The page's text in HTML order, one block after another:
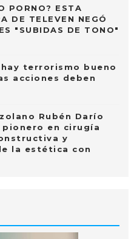
PORNO? ESTA
DE TELEVEN NEGÓ
"SUBIDAS DE TONO"
hay terrorismo bueno
acciones deben
Rubén Darío
pionero en cirugía
y
la estética con